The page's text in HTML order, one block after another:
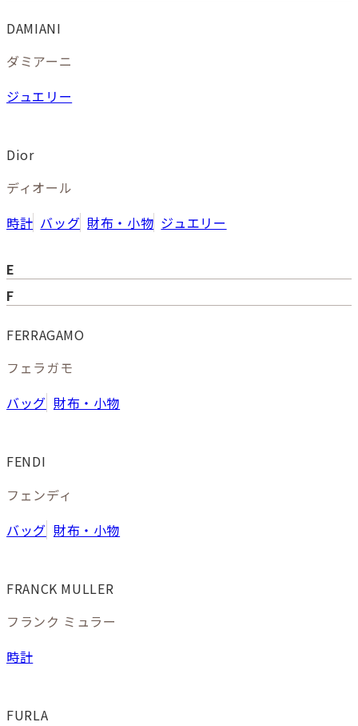
DAMIANI
ダミアーニ
ジュエリー
Dior
ディオール
時計 バッグ 財布・小物 ジュエリー
E
F
FERRAGAMO
フェラガモ
バッグ 財布・小物
FENDI
フェンディ
バッグ 財布・小物
FRANCK MULLER
フランク ミュラー
時計
FURLA